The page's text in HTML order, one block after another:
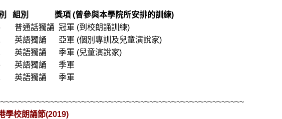
組別 獎項 (曾參與本學院所安排的訓練)
普通話獨誦 冠軍 (到校朗誦訓練)
英語獨誦 亞軍 (個別專訓及兒童演說家)
英語獨誦 季軍 (兒童演說家)
英語獨誦 季軍
英語獨誦 季軍
學校朗誦節(2019)